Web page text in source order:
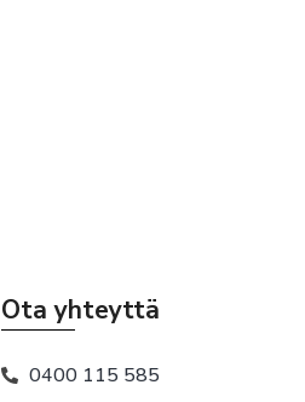
Ota yhteyttä
0400 115 585